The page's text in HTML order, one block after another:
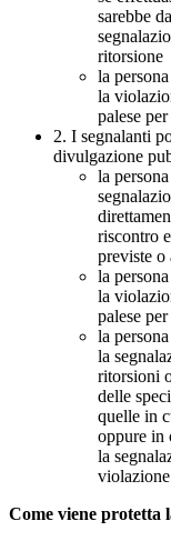
sarebbe
ritorsione
la
la
palese
2. I segnalanti
divulgazione
la
riscontro
previste o
la
la
palese
la
la
ritorsioni
delle
quelle in
oppure in
la
Come viene protetta